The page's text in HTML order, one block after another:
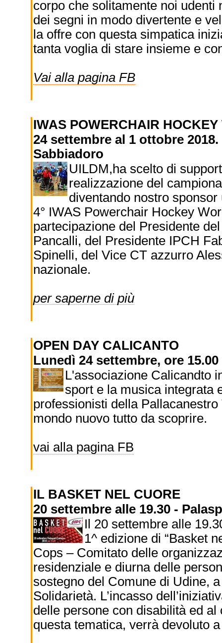
corpo che solitamente noi
dei segni in modo divertente e
la offre con questa simpatica
tanta voglia di stare insieme e
Vai alla pagina FB
IWAS POWERCHAIR
24 settembre al 1 ottobre
Sabbiadoro
UILDM,ha scelto di
realizzazione del
diventando nostro
4° IWAS Powerchair Hockey
partecipazione del Presidente
Pancalli, del Presidente IPCH
Spinelli, del Vice CT azzurro
nazionale.
per saperne di più
OPEN DAY CALICANTO
Lunedì 24 settembre, ore
L'associazione Calicandto
sport e la musica integrata
professionisti della
mondo nuovo tutto da scoprire.
vai alla pagina FB
IL BASKET NEL CUORE
20 settembre alle 19.30 -
Il 20 settembre alle
1^ edizione di “Basket
Cops – Comitato delle
residenziale e diurna delle
sostegno del Comune di Udine,
Solidarietà. L’incasso
delle persone con disabilità ed
questa tematica, verrà devoluto